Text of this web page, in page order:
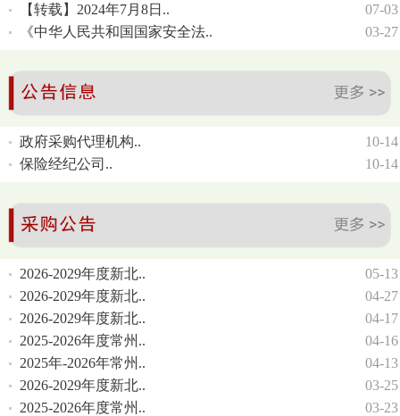
【转载】2024年7月8日..
07-03
《中华人民共和国国家安全法..
03-27
政府采购代理机构..
10-14
保险经纪公司..
10-14
2026-2029年度新北..
05-13
2026-2029年度新北..
04-27
2026-2029年度新北..
04-17
2025-2026年度常州..
04-16
2025年-2026年常州..
04-13
2026-2029年度新北..
03-25
2025-2026年度常州..
03-23